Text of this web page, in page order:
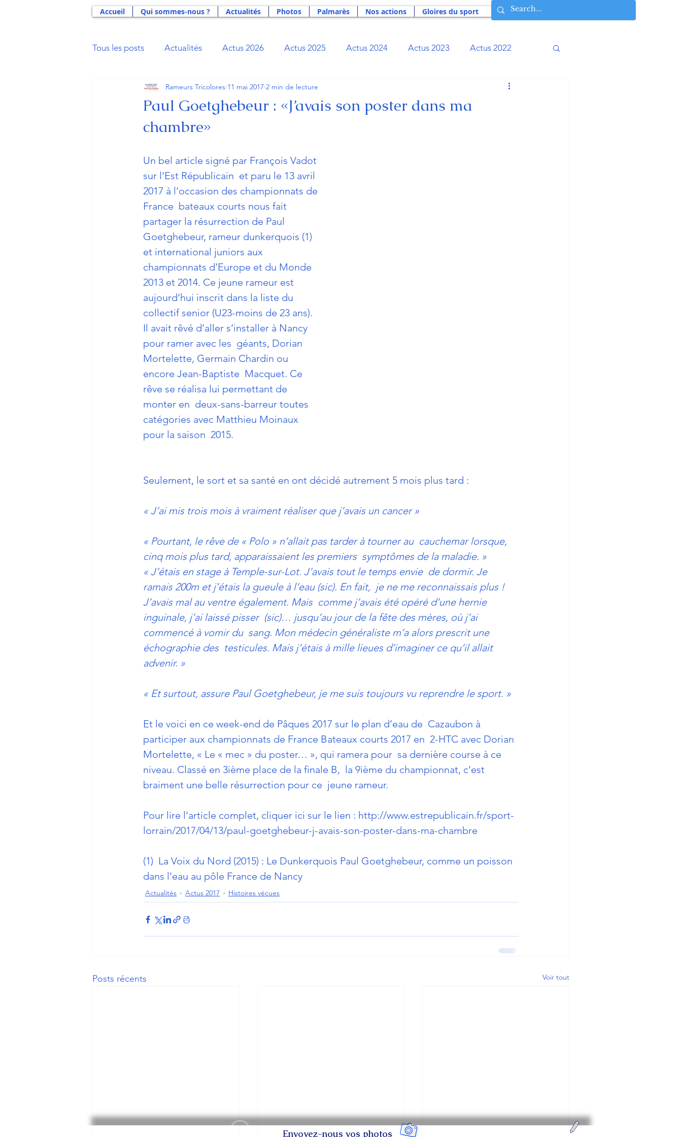
Accueil Qui sommes-nous ? Actualités Photos Palmarès Nos actions Gloires du sport
Tous les posts Actualités Actus 2026 Actus 2025 Actus 2024 Actus 2023 Actus 2022
Actus 2021 Actus 2020 Actus 2019 Actus 2018 Actus 2015
Actus 2014 Actus 2013
Aide Double Projet U23 Bibliothèque du rameur
Gloires du Sport La Dénage Newsletter
Paul Goetghebeur : «J’avais son poster dans ma
chambre»
Rameurs Tricolores 11 mai 2017 2 min de lecture
Un bel article signé par François Vadot
sur l’Est Républicain
  et paru le 13 avril
2017 à l’occasion des championnats de
France  bateaux courts nous fait
partager la résurrection de Paul
Goetghebeur, rameur dunkerquois (1)
et international juniors aux
championnats d’Europe et du Monde
2013 et 2014. Ce jeune rameur est
aujourd’hui inscrit dans la liste du
collectif senior (U23-moins de 23 ans).
Il avait rêvé d’aller s’installer à Nancy
pour ramer avec les  géants, Dorian
Mortelette, Germain Chardin ou
encore Jean-Baptiste  Macquet. Ce
rêve se réalisa lui permettant de
monter en  deux-sans-barreur toutes
catégories avec Matthieu Moinaux
pour la saison  2015.
Seulement, le sort et sa santé en ont décidé autrement 5 mois plus tard :
« J’ai mis trois mois à vraiment réaliser que j’avais un cancer »
« Pourtant, le rêve de « Polo » n’allait pas tarder à tourner au  cauchemar lorsque,
cinq mois plus tard, apparaissaient les premiers  symptômes de la maladie. »
« J’étais en stage à Temple-sur-Lot. J’avais tout le temps envie  de dormir. Je
ramais 200m et j’étais la gueule à l’eau (sic). En fait,  je ne me reconnaissais plus !
J’avais mal au ventre également. Mais  comme j’avais été opéré d’une hernie
inguinale, j’ai laissé pisser  (sic)… jusqu’au jour de la fête des mères, où j’ai
commencé à vomir du  sang. Mon médecin généraliste m’a alors prescrit une
échographie des  testicules. Mais j’étais à mille lieues d’imaginer ce qu’il allait
advenir. »
« Et surtout, assure Paul Goetghebeur, je me suis toujours vu reprendre le sport. »
Et le voici en ce week-end de Pâques 2017 sur le plan d’eau de  Cazaubon à
participer aux championnats de France Bateaux courts 2017 en  2-HTC avec Dorian
Mortelette, « Le « mec » du poster… », qui ramera pour  sa dernière course à ce
niveau. Classé en 3ième place de la finale B,  la 9ième du championnat, c’est
braiment une belle résurrection pour ce  jeune rameur.
Pour lire l’article complet, cliquer ici sur le lien : http://www.estrepublicain.fr/sport-
lorrain/2017/04/13/paul-goetghebeur-j-avais-son-poster-dans-ma-chambre
(1)  La Voix du Nord (2015) : Le Dunkerquois Paul Goetghebeur, comme un poisson
dans l’eau au pôle France de Nancy
Actualités Actus 2017 Histoires vécues
Posts récents Voir tout
Envoyez-nous vos photos